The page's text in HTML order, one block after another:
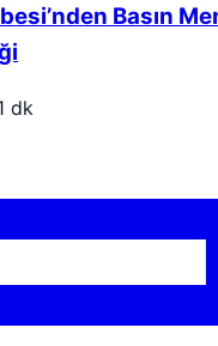
Basın
dk